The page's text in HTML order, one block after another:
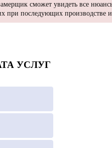
сможет увидеть все
при последующих производстве
УСЛУГ